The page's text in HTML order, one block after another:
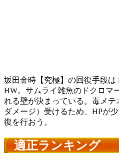
坂田金時【究極】の回復手段は
HW。サムライ雑魚のドクロマ
れる壁が決まっている。毒メテ
ダメージ）受けるため、HPが
復を行おう。
適正ランキング